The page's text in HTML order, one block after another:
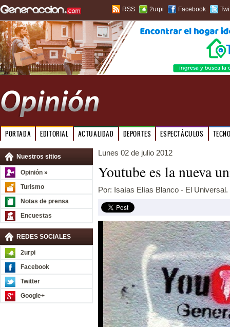
RSS 2urpi Facebook
PORTADA EDITORIAL ACTUALIDAD DEPORTES ESPECTÁCULOS
Nuestros sitios
Opinión »
Turismo
Notas de prensa
Encuestas
REDES SOCIALES
2urpi
Facebook
Twitter
Google+
Lunes 02 de julio 2012
Youtube es la nueva
Por: Isaías Elías Blanco - El Universal.